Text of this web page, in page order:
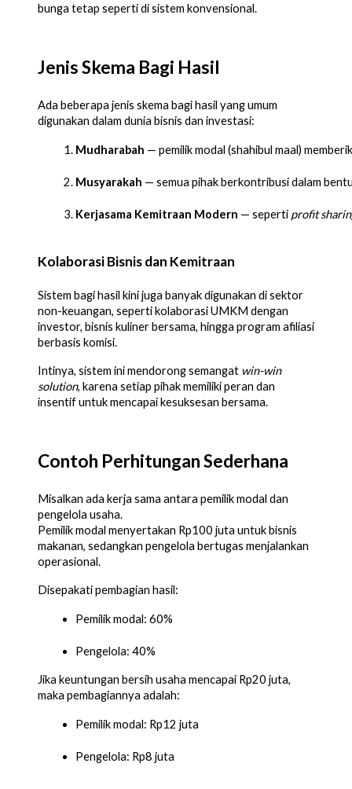
bunga tetap seperti di sistem konvensional.
Jenis Skema Bagi Hasil
Ada beberapa jenis skema bagi hasil yang umum
digunakan dalam dunia bisnis dan investasi:
Mudharabah — pemilik modal (shahibul maal)
Musyarakah — semua pihak berkontribusi dalam
Kerjasama Kemitraan Modern — seperti profit
Kolaborasi Bisnis dan Kemitraan
Sistem bagi hasil kini juga banyak digunakan di sektor
non-keuangan, seperti kolaborasi UMKM dengan
investor, bisnis kuliner bersama, hingga program afiliasi
berbasis komisi.
Intinya, sistem ini mendorong semangat win-win
solution, karena setiap pihak memiliki peran dan
insentif untuk mencapai kesuksesan bersama.
Contoh Perhitungan Sederhana
Misalkan ada kerja sama antara pemilik modal dan
pengelola usaha.
Pemilik modal menyertakan Rp100 juta untuk bisnis
makanan, sedangkan pengelola bertugas menjalankan
operasional.
Disepakati pembagian hasil:
Pemilik modal: 60%
Pengelola: 40%
Jika keuntungan bersih usaha mencapai Rp20 juta,
maka pembagiannya adalah:
Pemilik modal: Rp12 juta
Pengelola: Rp8 juta